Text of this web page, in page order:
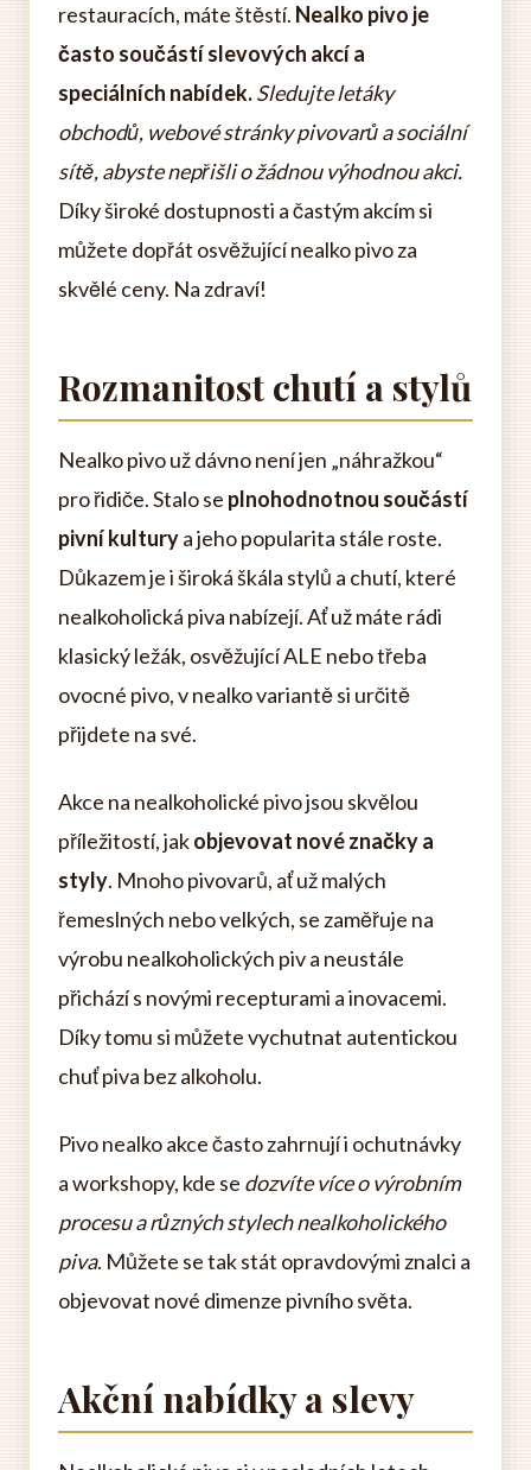
restauracích, máte štěstí. Nealko pivo je
často součástí slevových akcí a
speciálních nabídek.Sledujte letáky
obchodů, webové stránky pivovarů a sociální
sítě, abyste nepřišli o žádnou výhodnou akci.
Díky široké dostupnosti a častým akcím si
můžete dopřát osvěžující nealko pivo za
skvělé ceny. Na zdraví!
Rozmanitost chutí a stylů
Nealko pivo už dávno není jen „náhražkou“
pro řidiče. Stalo se plnohodnotnou součástí
pivní kulturya jeho popularita stále roste.
Důkazem je i široká škála stylů a chutí, které
nealkoholická piva nabízejí. Ať už máte rádi
klasický ležák, osvěžující ALE nebo třeba
ovocné pivo, v nealko variantě si určitě
přijdete na své.
Akce na nealkoholické pivo jsou skvělou
příležitostí, jakobjevovat nové značky a
styly. Mnoho pivovarů, ať už malých
řemeslných nebo velkých, se zaměřuje na
výrobu nealkoholických piv a neustále
přichází s novými recepturami a inovacemi.
Díky tomu si můžete vychutnat autentickou
chuť piva bez alkoholu.
Pivo nealko akce často zahrnují i ochutnávky
a workshopy, kde se dozvíte více o výrobním
procesu a různých stylech nealkoholického
piva. Můžete se tak stát opravdovými znalci a
objevovat nové dimenze pivního světa.
Akční nabídky a slevy